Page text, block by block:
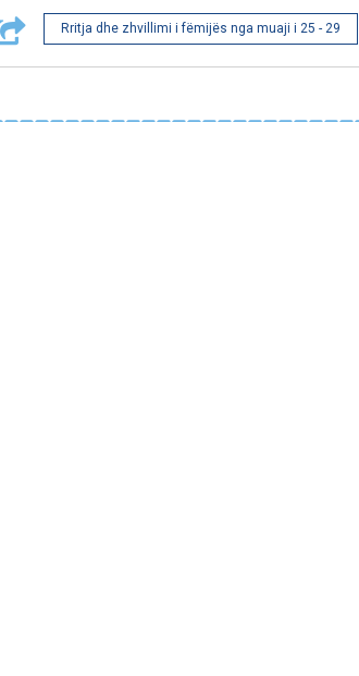
Rritja dhe zhvillimi i fëmijës nga muaji i 25 - 29